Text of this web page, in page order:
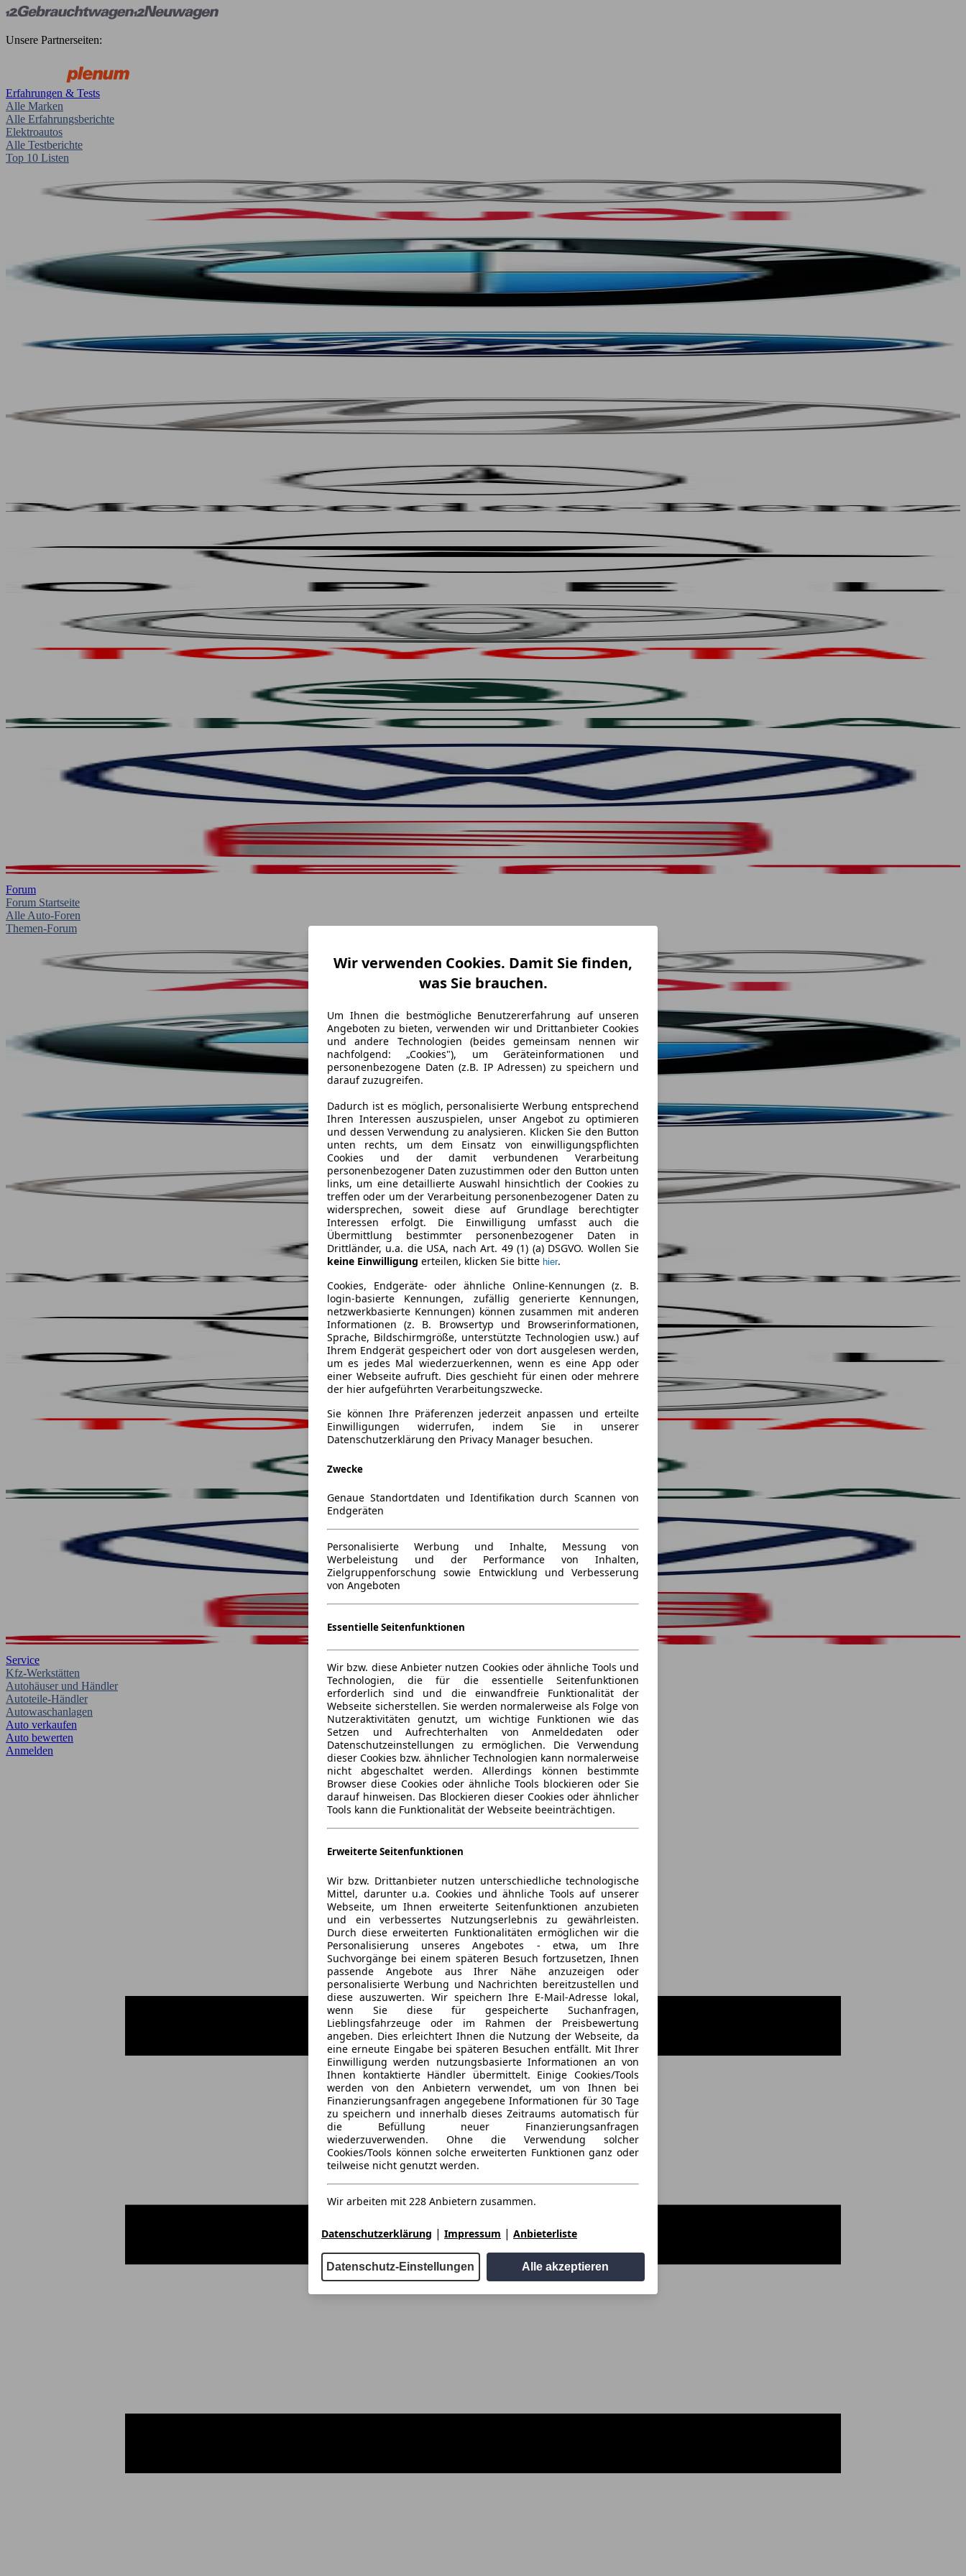
Unsere Partnerseiten:
Erfahrungen & Tests
Alle Marken
Alle Erfahrungsberichte
Elektroautos
Alle Testberichte
Top 10 Listen
Forum
Forum Startseite
Alle Auto-Foren
Themen-Forum
Service
Kfz-Werkstätten
Autohäuser und Händler
Autoteile-Händler
Autowaschanlagen
Auto verkaufen
Auto bewerten
Anmelden
Wir verwenden Cookies. Damit Sie finden,
was Sie brauchen.
Um Ihnen die bestmögliche Benutzererfahrung auf unseren
Angeboten zu bieten, verwenden wir und Drittanbieter Cookies
und andere Technologien (beides gemeinsam nennen wir
nachfolgend: „Cookies"), um Geräteinformationen und
personenbezogene Daten (z.B. IP Adressen) zu speichern und
darauf zuzugreifen.
Dadurch ist es möglich, personalisierte Werbung entsprechend
Ihren Interessen auszuspielen, unser Angebot zu optimieren
und dessen Verwendung zu analysieren. Klicken Sie den Button
unten rechts, um dem Einsatz von einwilligungspflichten
Cookies und der damit verbundenen Verarbeitung
personenbezogener Daten zuzustimmen oder den Button unten
links, um eine detaillierte Auswahl hinsichtlich der Cookies zu
treffen oder um der Verarbeitung personenbezogener Daten zu
widersprechen, soweit diese auf Grundlage berechtigter
Interessen erfolgt. Die Einwilligung umfasst auch die
Übermittlung bestimmter personenbezogener Daten in
Drittländer, u.a. die USA, nach Art. 49 (1) (a) DSGVO. Wollen Sie
keine Einwilligung erteilen, klicken Sie bitte hier.
Cookies, Endgeräte- oder ähnliche Online-Kennungen (z. B.
login-basierte Kennungen, zufällig generierte Kennungen,
netzwerkbasierte Kennungen) können zusammen mit anderen
Informationen (z. B. Browsertyp und Browserinformationen,
Sprache, Bildschirmgröße, unterstützte Technologien usw.) auf
Ihrem Endgerät gespeichert oder von dort ausgelesen werden,
um es jedes Mal wiederzuerkennen, wenn es eine App oder
einer Webseite aufruft. Dies geschieht für einen oder mehrere
der hier aufgeführten Verarbeitungszwecke.
Sie können Ihre Präferenzen jederzeit anpassen und erteilte
Einwilligungen widerrufen, indem Sie in unserer
Datenschutzerklärung den Privacy Manager besuchen.
Zwecke
Genaue Standortdaten und Identifikation durch Scannen von
Endgeräten
Personalisierte Werbung und Inhalte, Messung von
Werbeleistung und der Performance von Inhalten,
Zielgruppenforschung sowie Entwicklung und Verbesserung
von Angeboten
Essentielle Seitenfunktionen
Wir bzw. diese Anbieter nutzen Cookies oder ähnliche Tools und
Technologien, die für die essentielle Seitenfunktionen
erforderlich sind und die einwandfreie Funktionalität der
Webseite sicherstellen. Sie werden normalerweise als Folge von
Nutzeraktivitäten genutzt, um wichtige Funktionen wie das
Setzen und Aufrechterhalten von Anmeldedaten oder
Datenschutzeinstellungen zu ermöglichen. Die Verwendung
dieser Cookies bzw. ähnlicher Technologien kann normalerweise
nicht abgeschaltet werden. Allerdings können bestimmte
Browser diese Cookies oder ähnliche Tools blockieren oder Sie
darauf hinweisen. Das Blockieren dieser Cookies oder ähnlicher
Tools kann die Funktionalität der Webseite beeinträchtigen.
Erweiterte Seitenfunktionen
Wir bzw. Drittanbieter nutzen unterschiedliche technologische
Mittel, darunter u.a. Cookies und ähnliche Tools auf unserer
Webseite, um Ihnen erweiterte Seitenfunktionen anzubieten
und ein verbessertes Nutzungserlebnis zu gewährleisten.
Durch diese erweiterten Funktionalitäten ermöglichen wir die
Personalisierung unseres Angebotes - etwa, um Ihre
Suchvorgänge bei einem späteren Besuch fortzusetzen, Ihnen
passende Angebote aus Ihrer Nähe anzuzeigen oder
personalisierte Werbung und Nachrichten bereitzustellen und
diese auszuwerten. Wir speichern Ihre E-Mail-Adresse lokal,
wenn Sie diese für gespeicherte Suchanfragen,
Lieblingsfahrzeuge oder im Rahmen der Preisbewertung
angeben. Dies erleichtert Ihnen die Nutzung der Webseite, da
eine erneute Eingabe bei späteren Besuchen entfällt. Mit Ihrer
Einwilligung werden nutzungsbasierte Informationen an von
Ihnen kontaktierte Händler übermittelt. Einige Cookies/Tools
werden von den Anbietern verwendet, um von Ihnen bei
Finanzierungsanfragen angegebene Informationen für 30 Tage
zu speichern und innerhalb dieses Zeitraums automatisch für
die Befüllung neuer Finanzierungsanfragen
wiederzuverwenden. Ohne die Verwendung solcher
Cookies/Tools können solche erweiterten Funktionen ganz oder
teilweise nicht genutzt werden.
Wir arbeiten mit 228 Anbietern zusammen.
Datenschutzerklärung | Impressum | Anbieterliste
Datenschutz-Einstellungen Alle akzeptieren